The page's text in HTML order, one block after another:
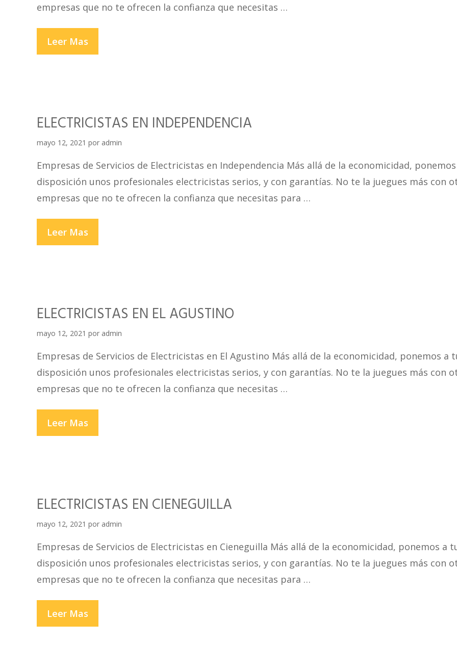
empresas que no te ofrecen la confianza que necesitas …
Leer Mas
EN
ELECTRICISTAS EN INDEPENDENCIA
mayo 12, 2021 por admin
Empresas de Servicios de Electricistas en Independencia Más allá de la economicidad,
disposición unos profesionales electricistas serios, y con garantías. No te la juegues más con
empresas que no te ofrecen la confianza que necesitas para …
Leer Mas
EN
ELECTRICISTAS EN EL AGUSTINO
mayo 12, 2021 por admin
Empresas de Servicios de Electricistas en El Agustino Más allá de la economicidad, ponemos a
disposición unos profesionales electricistas serios, y con garantías. No te la juegues más con
empresas que no te ofrecen la confianza que necesitas …
Leer Mas
EN
ELECTRICISTAS EN CIENEGUILLA
mayo 12, 2021 por admin
Empresas de Servicios de Electricistas en Cieneguilla Más allá de la economicidad, ponemos a
disposición unos profesionales electricistas serios, y con garantías. No te la juegues más con
empresas que no te ofrecen la confianza que necesitas para …
Leer Mas
EN